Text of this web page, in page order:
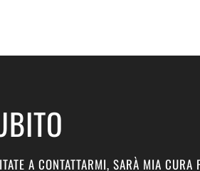
A CONTATTARMI, SARÀ MIA